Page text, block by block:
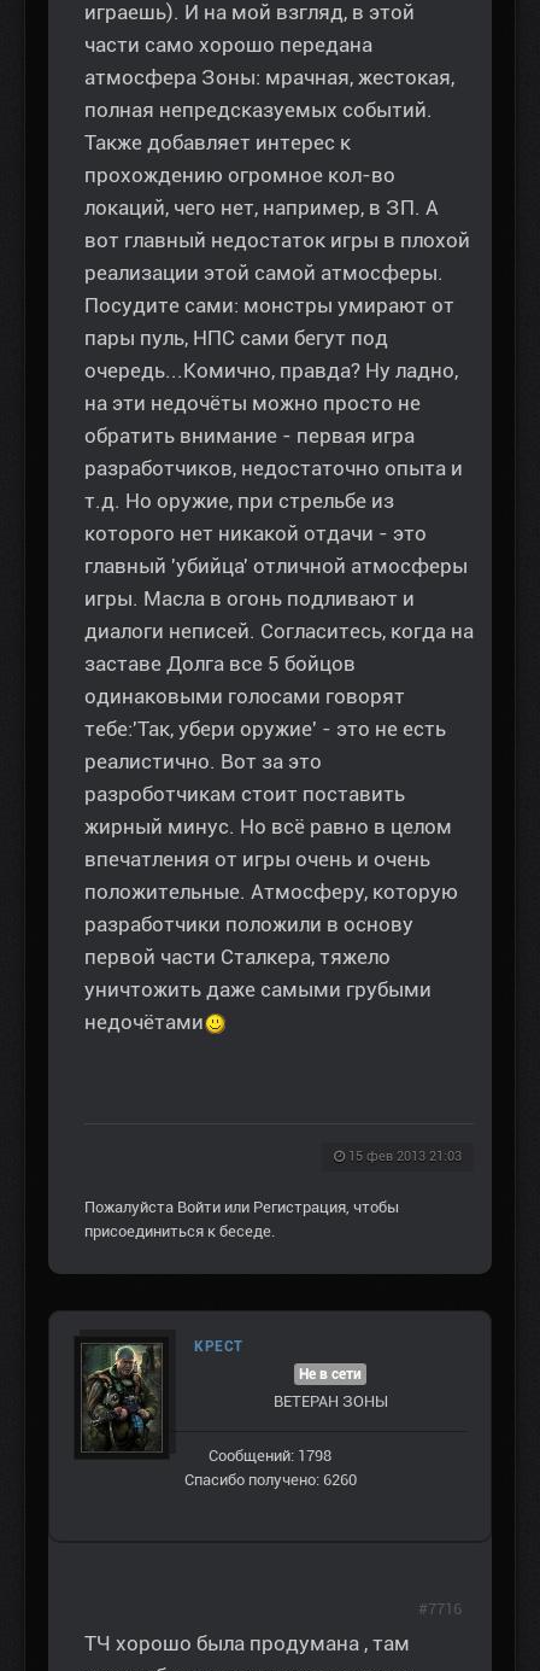
играешь). И на мой взгляд, в этой
части само хорошо передана
атмосфера Зоны: мрачная, жестокая,
полная непредсказуемых событий.
Также добавляет интерес к
прохождению огромное кол-во
локаций, чего нет, например, в ЗП. А
вот главный недостаток игры в плохой
реализации этой самой атмосферы.
Посудите сами: монстры умирают от
пары пуль, НПС сами бегут под
очередь...Комично, правда? Ну ладно,
на эти недочёты можно просто не
обратить внимание - первая игра
разработчиков, недостаточно опыта и
т.д. Но оружие, при стрельбе из
которого нет никакой отдачи - это
главный 'убийца' отличной атмосферы
игры. Масла в огонь подливают и
диалоги неписей. Согласитесь, когда на
заставе Долга все 5 бойцов
одинаковыми голосами говорят
тебе:'Так, убери оружие' - это не есть
реалистично. Вот за это
разроботчикам стоит поставить
жирный минус. Но всё равно в целом
впечатления от игры очень и очень
положительные. Атмосферу, которую
разработчики положили в основу
первой части Сталкера, тяжело
уничтожить даже самыми грубыми
недочётами
15 фев 2013 21:03
Пожалуйста Войти или Регистрация, чтобы
присоединиться к беседе.
КРЕСТ
Не в сети
ВЕТЕРАН ЗOНЫ
Сообщений: 1798
Спасибо получено: 6260
ТЧ хорошо была продумана , там
#7716